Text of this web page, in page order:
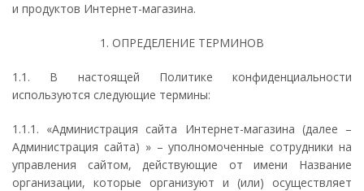
и продуктов Интернет-магазина.
1. ОПРЕДЕЛЕНИЕ ТЕРМИНОВ
1.1. В настоящей Политике конфиденциальности
используются следующие термины:
1.1.1. «Администрация сайта Интернет-магазина (далее –
Администрация сайта) » – уполномоченные сотрудники на
управления сайтом, действующие от имени Название
организации, которые организуют и (или) осуществляет